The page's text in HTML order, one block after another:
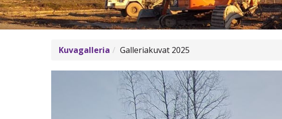
Kuvagalleria Galleriakuvat 2025